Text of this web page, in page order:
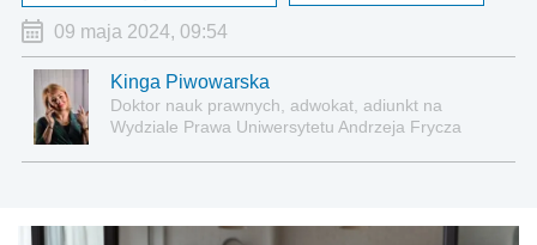
09 maja 2024, 09:54
Kinga Piwowarska
Doktor nauk prawnych, adwokat, adiunkt na
Wydziale Prawa Uniwersytetu Andrzeja Frycza
administracyjnoprawnych aspektach związanych z